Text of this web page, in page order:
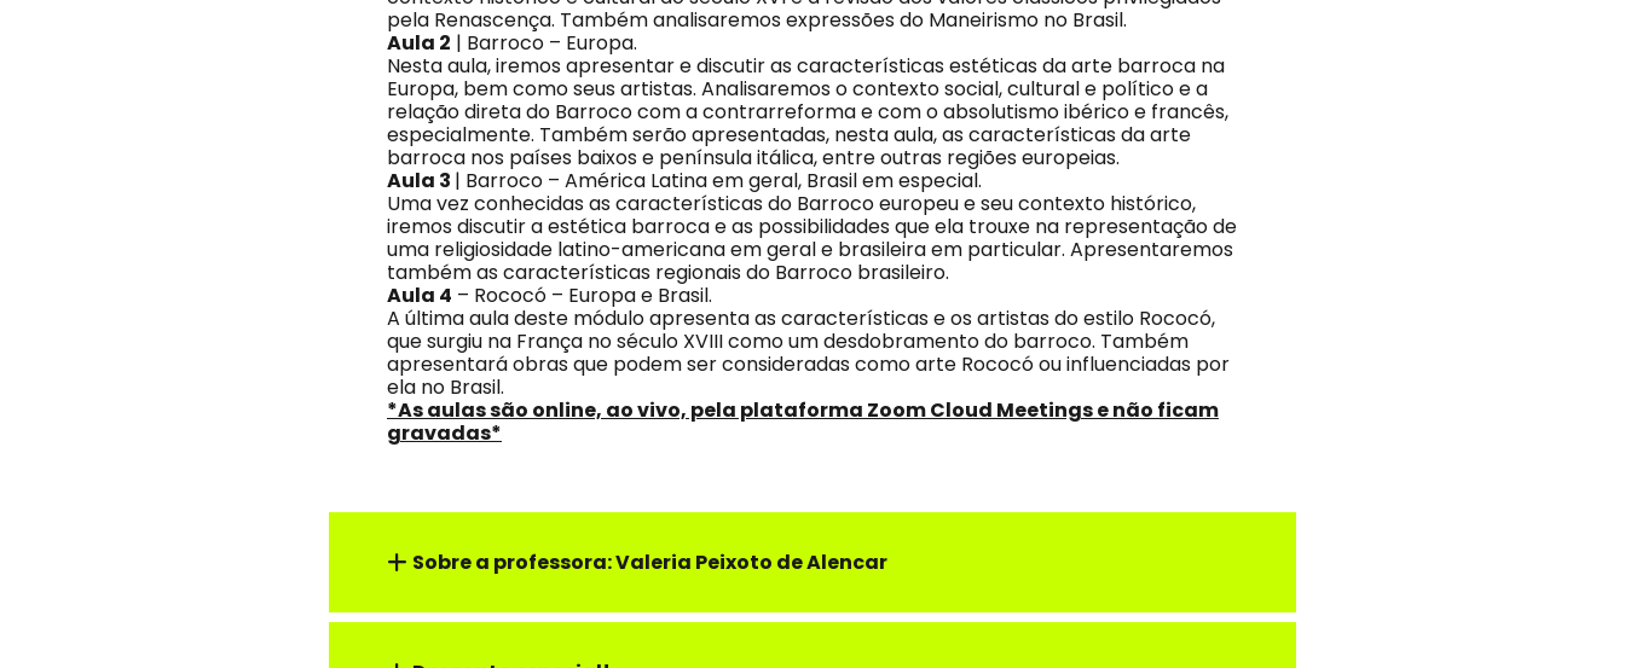
pela Renascença. Também analisaremos expressões do Maneirismo no Brasil.
Aula 2 | Barroco – Europa.
Nesta aula, iremos apresentar e discutir as características estéticas da arte barroca na
Europa, bem como seus artistas. Analisaremos o contexto social, cultural e político e a
relação direta do Barroco com a contrarreforma e com o absolutismo ibérico e francês,
especialmente. Também serão apresentadas, nesta aula, as características da arte
barroca nos países baixos e península itálica, entre outras regiões europeias.
Aula 3 | Barroco – América Latina em geral, Brasil em especial.
Uma vez conhecidas as características do Barroco europeu e seu contexto histórico,
iremos discutir a estética barroca e as possibilidades que ela trouxe na representação de
uma religiosidade latino-americana em geral e brasileira em particular. Apresentaremos
também as características regionais do Barroco brasileiro.
Aula 4 – Rococó – Europa e Brasil.
A última aula deste módulo apresenta as características e os artistas do estilo Rococó,
que surgiu na França no século XVIII como um desdobramento do barroco. Também
apresentará obras que podem ser consideradas como arte Rococó ou influenciadas por
ela no Brasil.
*As aulas são online, ao vivo, pela plataforma Zoom Cloud Meetings e não ficam
gravadas*
Sobre a professora: Valeria Peixoto de Alencar